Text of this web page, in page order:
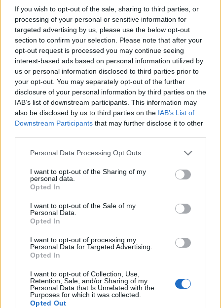
If you wish to opt-out of the sale, sharing to third parties, or
processing of your personal or sensitive information for
targeted advertising by us, please use the below opt-out
section to confirm your selection. Please note that after your
opt-out request is processed you may continue seeing
interest-based ads based on personal information utilized by
us or personal information disclosed to third parties prior to
your opt-out. You may separately opt-out of the further
disclosure of your personal information by third parties on the
IAB’s list of downstream participants. This information may
also be disclosed by us to third parties on the IAB’s List of
Downstream Participants that may further disclose it to other
Personal Data Processing Opt Outs
I want to opt-out of the Sharing of my
personal data.
Opted In
I want to opt-out of the Sale of my
Personal Data.
Opted In
I want to opt-out of processing my
Personal Data for Targeted Advertising.
Opted In
I want to opt-out of Collection, Use,
Retention, Sale, and/or Sharing of my
Personal Data that Is Unrelated with the
Purposes for which it was collected.
Opted Out
TheCars.gr|19/02/2026 18:00
Δοκιμάζουμε το οικογενειακό
ηλεκτρικό Omoda 5
TheCars.gr|16/02/2026 20:00